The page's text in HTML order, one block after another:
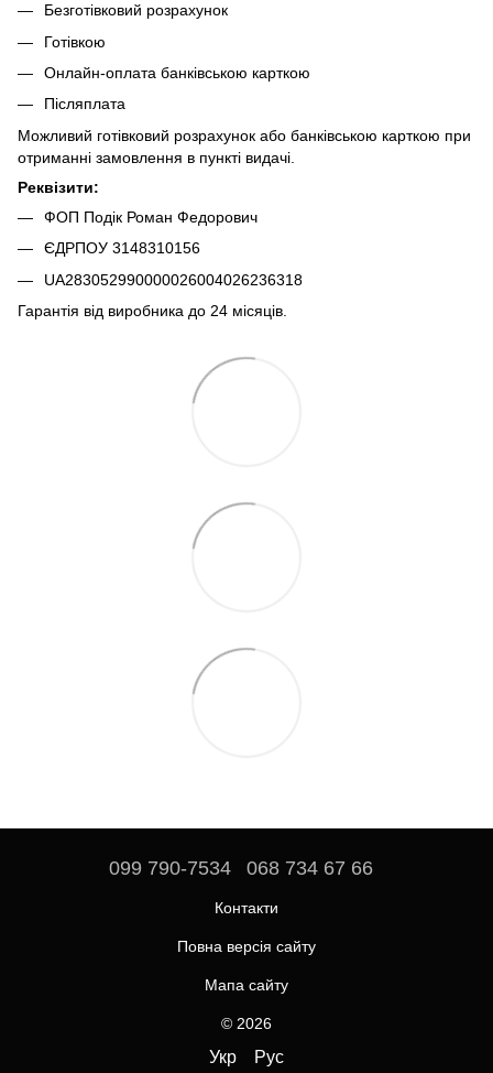
Безготівковий розрахунок
Готівкою
Онлайн-оплата банківською карткою
Післяплата
Можливий готівковий розрахунок або банківською карткою при
отриманні замовлення в пункті видачі.
Реквізити:
ФОП Подік Роман Федорович
ЄДРПОУ 3148310156
UA283052990000026004026236318
Гарантія від виробника до 24 місяців.
099 790-7534 068 734 67 66
Контакти
Повна версія сайту
Мапа сайту
© 2026
Укр Рус